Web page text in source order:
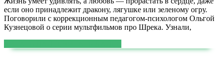
если оно принадлежит дракону, лягушке или зеленому огру.
Поговорили с коррекционным педагогом-психологом Ольгой
Кузнецовой о серии мультфильмов про Шрека. Узнали,